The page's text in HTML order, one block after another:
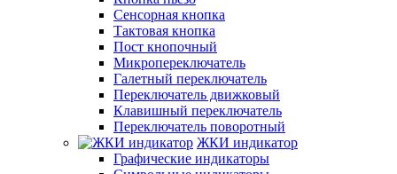
Сенсорная кнопка
Тактовая кнопка
Пост кнопочный
Микропереключатель
Галетный переключатель
Переключатель движковый
Клавишный переключатель
Переключатель поворотный
ЖКИ индикатор
Графические индикаторы